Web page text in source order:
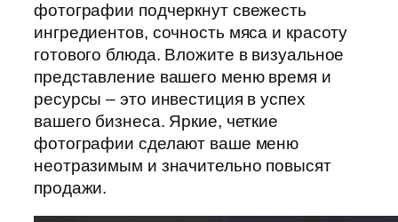
фотографии подчеркнут свежесть
ингредиентов, сочность мяса и красоту
готового блюда. Вложите в визуальное
представление вашего меню время и
ресурсы – это инвестиция в успех
вашего бизнеса. Яркие, четкие
фотографии сделают ваше меню
неотразимым и значительно повысят
продажи.